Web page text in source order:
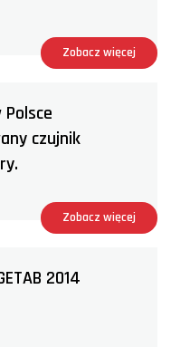
Zobacz więcej
czujnik
Zobacz więcej
2014